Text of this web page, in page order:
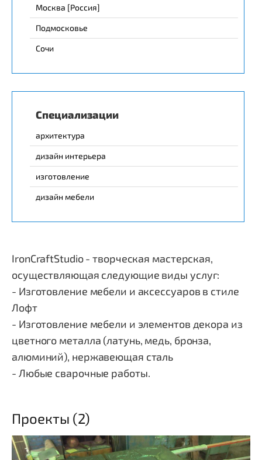
Москва [Россия]
Подмосковье
Сочи
Специализации
архитектура
дизайн интерьера
изготовление
дизайн мебели
IronCraftStudio - творческая мастерская,
осуществляющая следующие виды услуг:
- Изготовление мебели и аксессуаров в стиле
Лофт
- Изготовление мебели и элементов декора из
цветного металла (латунь, медь, бронза,
алюминий), нержавеющая сталь
- Любые сварочные работы.
Проекты (2)